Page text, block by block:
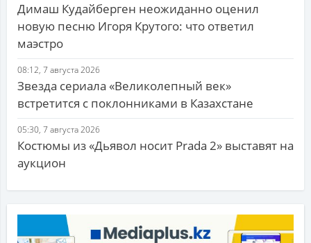
Димаш Кудайберген неожиданно оценил
новую песню Игоря Крутого: что ответил
маэстро
08:12, 7 августа 2026
Звезда сериала «Великолепный век»
встретится с поклонниками в Казахстане
05:30, 7 августа 2026
Костюмы из «Дьявол носит Prada 2» выставят на
аукцион